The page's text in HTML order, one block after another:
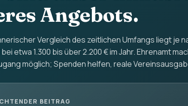
Angebots.
Vergleich des zeitlichen Umfangs liegt je
etwa 1.300 bis über 2.200 € im Jahr. Ehrenamt
möglich; Spenden helfen, reale
BEITRAG